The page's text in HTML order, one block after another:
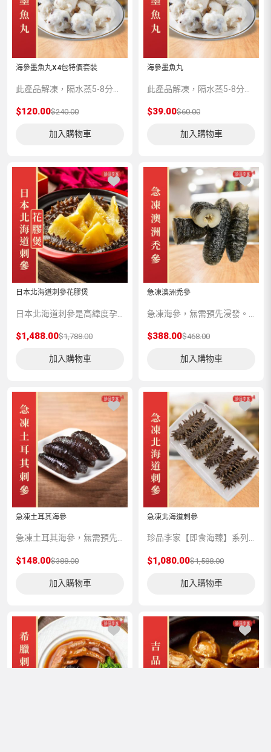
海參墨魚丸X4包特價套裝
$120.00$240.00
加入購物車
海參墨魚丸
$39.00$60.00
加入購物車
日本北海道刺參花膠煲
$1,488.00$1,788.00
加入購物車
急凍澳洲禿參
$388.00$468.00
加入購物車
急凍土耳其海參
急凍土耳其海參，無需預先浸發。 以純天然方法浸發，不以化學物質加工，只需解凍即可食用。 土耳其海參味甘，性平，營養價值高，含有豐富的蛋白質，容易吸收，具有滋陰補腎的功用。因其肉質細嫩，易消化，容易吸收刺參的營養，老少皆宜。
$148.00$388.00
加入購物車
急凍北海道刺參
珍品李家【即食海臻】系列，嚴選上乘品質的海味珍品，再由香港老師傅為顧客預先匠心製作，並科學低溫處理保存，方便顧客將星級美味帶回家與親友共享。
$1,080.00$1,588.00
加入購物車